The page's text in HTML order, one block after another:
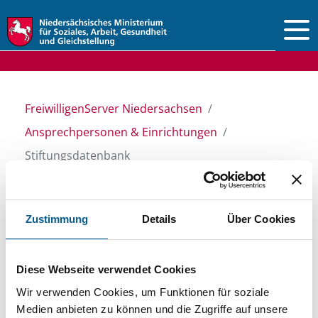
Zustimmung Details Über Cookies
Diese Webseite verwendet Cookies
Wir verwenden Cookies, um Funktionen für soziale
Medien anbieten zu können und die Zugriffe auf unsere
FreiwilligenServer Niedersachsen
Ansprechpersonen & Einrichtungen
Stiftungsdatenbank
Stiftungsdatenbank
Recherchieren Sie in unserer
Stiftungsdatenbank nach Themen, Kategorien,
Suchbegriffen und Orten. Bei der Suche bitte